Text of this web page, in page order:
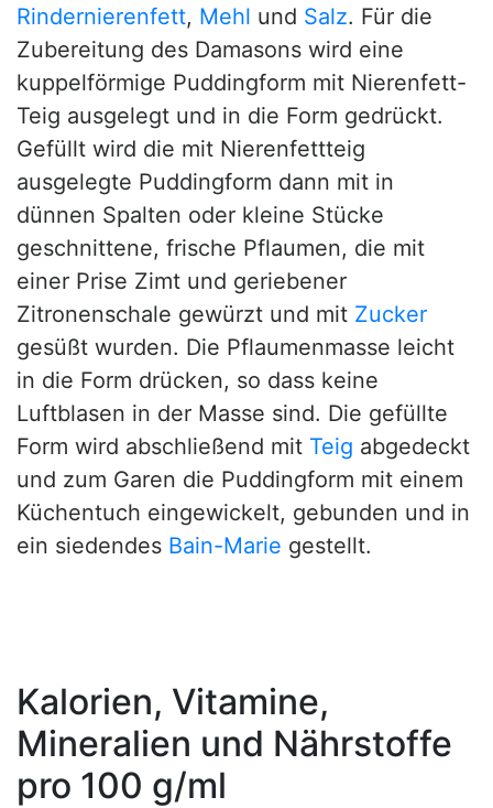
Rindernierenfett, Mehl und Salz. Für die
Zubereitung des Damasons wird eine
kuppelförmige Puddingform mit Nierenfett-
Teig ausgelegt und in die Form gedrückt.
Gefüllt wird die mit Nierenfettteig
ausgelegte Puddingform dann mit in
dünnen Spalten oder kleine Stücke
geschnittene, frische Pflaumen, die mit
einer Prise Zimt und geriebener
Zitronenschale gewürzt und mit Zucker
gesüßt wurden. Die Pflaumenmasse leicht
in die Form drücken, so dass keine
Luftblasen in der Masse sind. Die gefüllte
Form wird abschließend mit Teig abgedeckt
und zum Garen die Puddingform mit einem
Küchentuch eingewickelt, gebunden und in
ein siedendes Bain-Marie gestellt.
Kalorien, Vitamine,
Mineralien und Nährstoffe
pro 100 g/ml